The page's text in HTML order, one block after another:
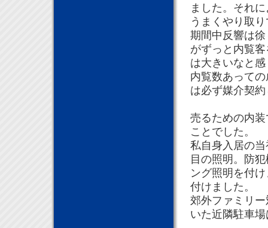
ました。それ
うまくやり取
期間中反響は
がずっと内覧
は大きいなと
内覧数あって
は必ず媒介契
売るための内
ことでした。
私自身入居の
目の照明。防
ング照明を付
付けました。
郊外ファミリ
いた近隣駐車